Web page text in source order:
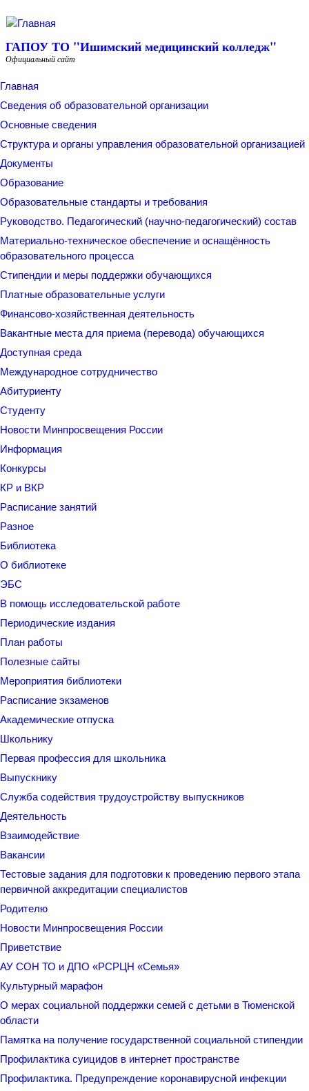
Перейти к основному содержанию
ГАПОУ ТО "Ишимский медицинский колледж"
Официальный сайт
Главная
Сведения об образовательной организации
Основные сведения
Структура и органы управления образовательной организацией
Документы
Образование
Образовательные стандарты и требования
Руководство. Педагогический (научно-педагогический) состав
Материально-техническое обеспечение и оснащённость
образовательного процесса
Стипендии и меры поддержки обучающихся
Платные образовательные услуги
Финансово-хозяйственная деятельность
Вакантные места для приема (перевода) обучающихся
Доступная среда
Международное сотрудничество
Абитуриенту
Студенту
Новости Минпросвещения России
Информация
Конкурсы
КР и ВКР
Расписание занятий
Разное
Библиотека
О библиотеке
ЭБС
В помощь исследовательской работе
Периодические издания
План работы
Полезные сайты
Мероприятия библиотеки
Расписание экзаменов
Академические отпуска
Школьнику
Первая профессия для школьника
Выпускнику
Служба содействия трудоустройству выпускников
Деятельность
Взаимодействие
Вакансии
Тестовые задания для подготовки к проведению первого этапа
первичной аккредитации специалистов
Родителю
Новости Минпросвещения России
Приветствие
АУ СОН ТО и ДПО «РСРЦН «Семья»
Культурный марафон
О мерах социальной поддержки семей с детьми в Тюменской
области
Памятка на получение государственной социальной стипендии
Профилактика суицидов в интернет пространстве
Профилактика. Предупреждение коронавирусной инфекции